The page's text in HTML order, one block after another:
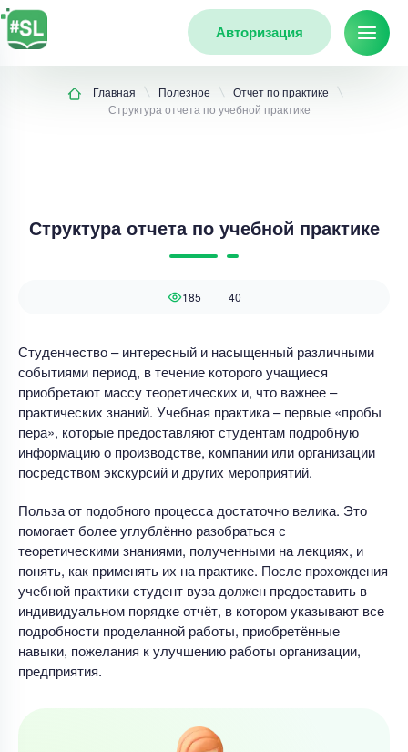
Авторизация
Главная Полезное
Отчет по практике
Структура отчета по учебной практике
Структура отчета по учебной практике
185 40
Студенчество – интересный и насыщенный различными
событиями период, в течение которого учащиеся
приобретают массу теоретических и, что важнее –
практических знаний. Учебная практика – первые «пробы
пера», которые предоставляют студентам подробную
информацию о производстве, компании или организации
посредством экскурсий и других мероприятий.
Польза от подобного процесса достаточно велика. Это
помогает более углублённо разобраться с
теоретическими знаниями, полученными на лекциях, и
понять, как применять их на практике. После прохождения
учебной практики студент вуза должен предоставить в
индивидуальном порядке отчёт, в котором указывают все
подробности проделанной работы, приобретённые
навыки, пожелания к улучшению работы организации,
предприятия.